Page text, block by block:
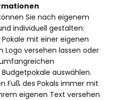
Sie nach eigenem
individuell gestalten:
Pokale mit einer eigenen
versehen lassen oder
auswählen.
Fuß des Pokals immer mit
eigenen Text versehen